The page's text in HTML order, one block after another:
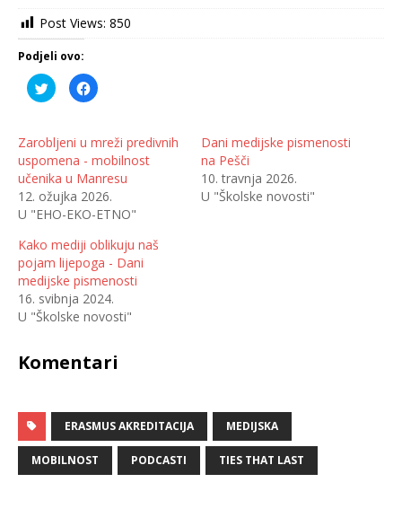
Post Views: 850
Podjeli ovo:
P
o
e
l
i
n
a
T
w
i
e
r
u
(
O
t
v
a
e
p
r
o
z
K
l
m
p
o
i
j
e
l
e
n
a
F
a
c
e
b
u
a
r
a
s
e
u
Zarobljeni u mreži predivnih
uspomena - mobilnost
učenika u Manresu
12. ožujka 2026.
U "EHO-EKO-ETNO"
Dani medijske pismenosti
na Pešči
10. travnja 2026.
U "Školske novosti"
Kako mediji oblikuju naš
pojam lijepoga - Dani
medijske pismenosti
16. svibnja 2024.
U "Školske novosti"
Komentari
ERASMUS AKREDITACIJA MEDIJSKA
MOBILNOST PODCASTI TIES THAT LAST